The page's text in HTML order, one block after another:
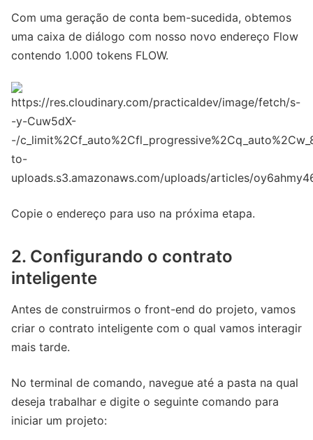
Com uma geração de conta bem-sucedida, obtemos
uma caixa de diálogo com nosso novo endereço Flow
contendo 1.000 tokens FLOW.
Copie o endereço para uso na próxima etapa.
2. Configurando o contrato
inteligente
Antes de construirmos o front-end do projeto, vamos
criar o contrato inteligente com o qual vamos interagir
mais tarde.
No terminal de comando, navegue até a pasta na qual
deseja trabalhar e digite o seguinte comando para
iniciar um projeto: